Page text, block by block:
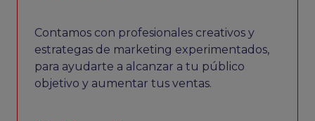
Contamos con profesionales creativos y
estrategas de marketing experimentados,
para ayudarte a alcanzar a tu público
objetivo y aumentar tus ventas.